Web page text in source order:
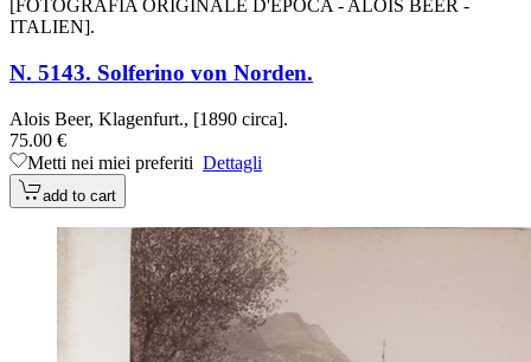
[FOTOGRAFIA ORIGINALE D'EPOCA - ALOIS BEER -
ITALIEN].
N. 5143. Solferino von Norden.
Alois Beer, Klagenfurt., [1890 circa].
75.00 €
Metti nei miei preferiti Dettagli
add to cart